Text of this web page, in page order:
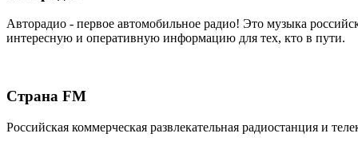
Авторадио - первое автомобильное радио! Это музыка
интересную и оперативную информацию для тех, кто в пути.
Страна FM
Российская коммерческая развлекательная радиостанция и